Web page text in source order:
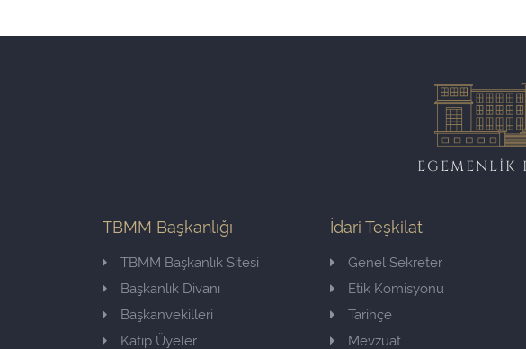
EGEMENLİK
TBMM Başkanlığı
TBMM Başkanlık Sitesi
Başkanlık Divanı
Başkanvekilleri
Katip Üyeler
İdari Teşkilat
Genel Sekreter
Etik Komisyonu
Tarihçe
Mevzuat